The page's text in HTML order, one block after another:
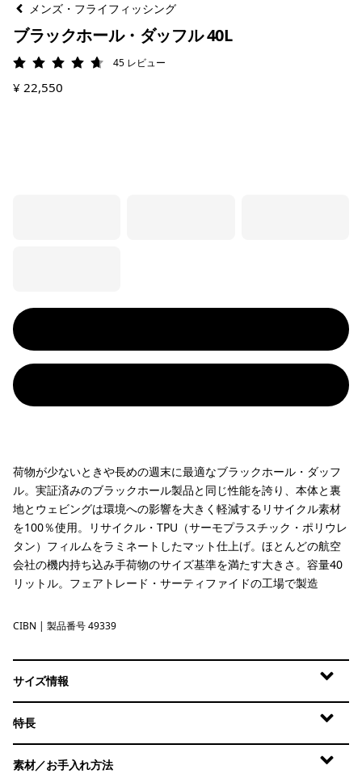
メンズ・フライフィッシング
ブラックホール・ダッフル 40L
評価: 4.7 / 5
45 レビュー
¥ 22,550
荷物が少ないときや長めの週末に最適なブラックホール・ダッフ
ル。実証済みのブラックホール製品と同じ性能を誇り、本体と裏
地とウェビングは環境への影響を大きく軽減するリサイクル素材
を100％使用。リサイクル・TPU（サーモプラスチック・ポリウレ
タン）フィルムをラミネートしたマット仕上げ。ほとんどの航空
会社の機内持ち込み手荷物のサイズ基準を満たす大きさ。容量40
リットル。フェアトレード・サーティファイドの工場で製造
Cinnamon Brown
CIBN | 製品番号 49339
サイズ情報
特長
素材／お手入れ方法